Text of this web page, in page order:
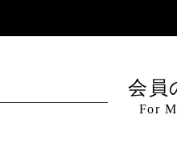
会員
For